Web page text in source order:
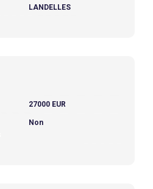
LANDELLES
27000 EUR
Non